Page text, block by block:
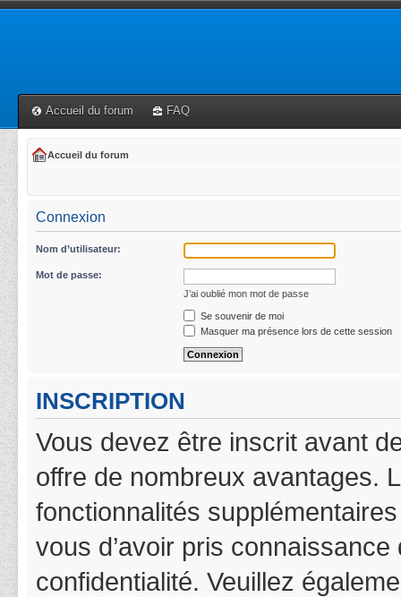
Accueil du forum FAQ
Accueil du forum
Connexion
Nom d’utilisateur:
Mot de passe:
J’ai oublié mon mot de passe
Se souvenir de moi
Masquer ma présence lors de cette session
INSCRIPTION
Vous devez être inscrit avant
offre de nombreux avantages.
fonctionnalités
vous d’avoir pris
confidentialité. Veuillez